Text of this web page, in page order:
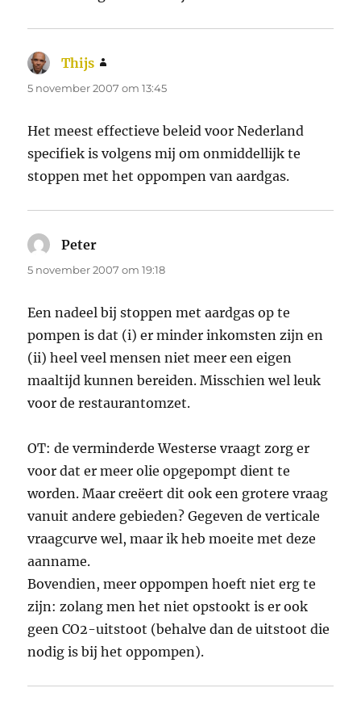
Thijs
5 november 2007 om 13:45
Het meest effectieve beleid voor Nederland
specifiek is volgens mij om onmiddellijk te
stoppen met het oppompen van aardgas.
Peter
5 november 2007 om 19:18
Een nadeel bij stoppen met aardgas op te
pompen is dat (i) er minder inkomsten zijn en
(ii) heel veel mensen niet meer een eigen
maaltijd kunnen bereiden. Misschien wel leuk
voor de restaurantomzet.
OT: de verminderde Westerse vraagt zorg er
voor dat er meer olie opgepompt dient te
worden. Maar creëert dit ook een grotere vraag
vanuit andere gebieden? Gegeven de verticale
vraagcurve wel, maar ik heb moeite met deze
aanname.
Bovendien, meer oppompen hoeft niet erg te
zijn: zolang men het niet opstookt is er ook
geen CO2-uitstoot (behalve dan de uitstoot die
nodig is bij het oppompen).